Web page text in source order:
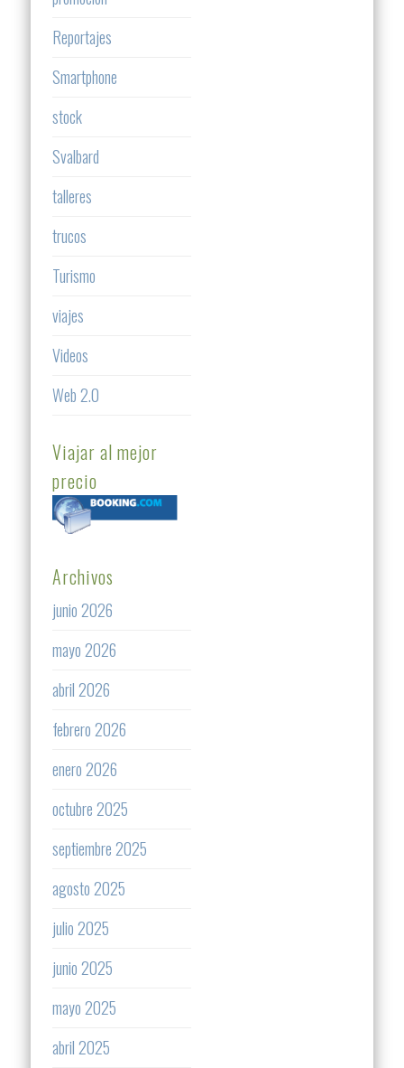
Reportajes
Smartphone
stock
Svalbard
talleres
trucos
Turismo
viajes
Videos
Web 2.0
Viajar al mejor
precio
Archivos
junio 2026
mayo 2026
abril 2026
febrero 2026
enero 2026
octubre 2025
septiembre 2025
agosto 2025
julio 2025
junio 2025
mayo 2025
abril 2025